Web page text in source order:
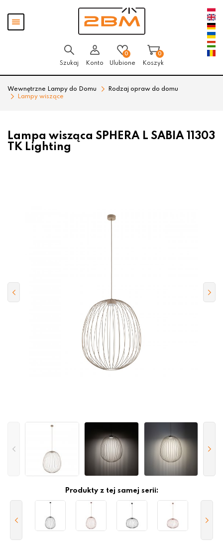
Pokaż
menu
Szukaj Konto
0
Ulubione
0
Koszyk
Wewnętrzne Lampy do Domu
Rodzaj opraw do domu
Lampy wiszące
Lampa wisząca SPHERA L SABIA 11303
TK Lighting
Produkty z tej samej serii: